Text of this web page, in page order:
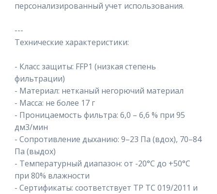
персонализированный учет использования.
---
Технические характеристики:
- Класс защиты: FFP1 (низкая степень
фильтрации)
- Материал: нетканый негорючий материал
- Масса: не более 17 г
- Проницаемость фильтра: 6,0 – 6,6 % при 95
дм3/мин
- Сопротивление дыханию: 9–23 Па (вдох), 70–84
Па (выдох)
- Температурный диапазон: от -20°C до +50°C
при 80% влажности
- Сертификаты: соответствует ТР ТС 019/2011 и